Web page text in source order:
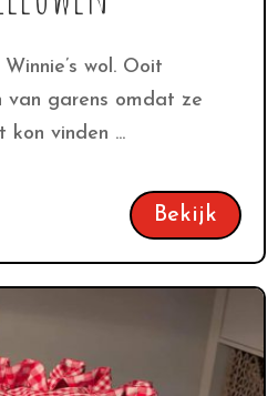
wol. Ooit
van garens omdat ze
kon vinden ...
Bekijk